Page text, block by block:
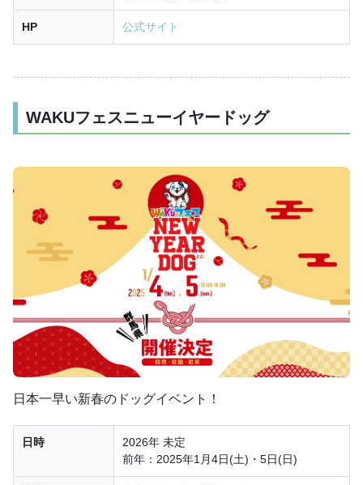
HP 公式サイト
WAKUフェスニューイヤードッグ
日本一早い新春のドッグイベント！
日時
2026年 未定
前年：2025年1月4日(土)・5日(日)